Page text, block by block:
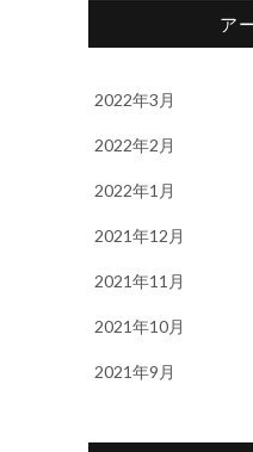
ア
2022年3月
2022年2月
2022年1月
2021年12月
2021年11月
2021年10月
2021年9月